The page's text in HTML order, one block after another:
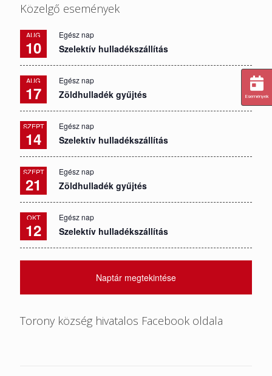
Közelgő események
AUG
10
Egész nap
Szelektív hulladékszállítás
AUG
17
Egész nap
Zöldhulladék gyűjtés
SZEPT
14
Egész nap
Szelektív hulladékszállítás
SZEPT
21
Egész nap
Zöldhulladék gyűjtés
OKT
12
Egész nap
Szelektív hulladékszállítás
Naptár megtekintése
Torony község hivatalos Facebook oldala
Események